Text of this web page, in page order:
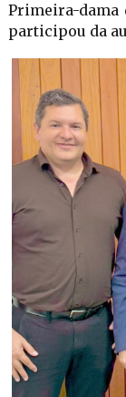
Primeira-
participou da